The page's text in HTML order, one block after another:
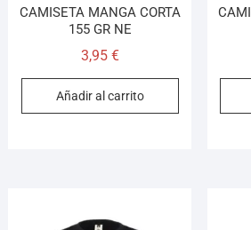
CAMISETA MANGA CORTA
155 GR NE
3,95 €
Añadir al carrito